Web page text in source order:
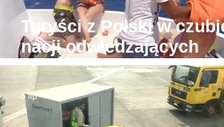
Turyści z Polski w czubie
nacji odwiedzających
Hurghadę
6 lip